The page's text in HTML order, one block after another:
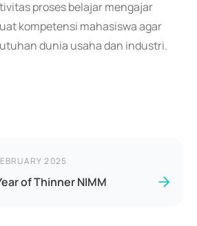
proses belajar mengajar
kompetensi mahasiswa agar
dunia usaha dan industri.
2025
of Thinner NIMM